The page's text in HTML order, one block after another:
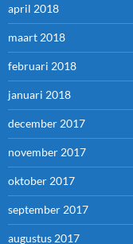
april 2018
maart 2018
februari 2018
januari 2018
december 2017
november 2017
oktober 2017
september 2017
augustus 2017